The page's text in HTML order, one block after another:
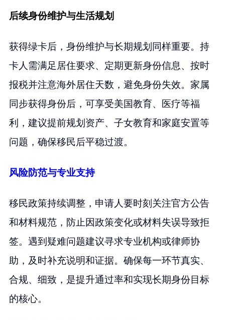
后续身份维护与生活规划
获得绿卡后，身份维护与长期规划同样重要。持
卡人需满足居住要求、定期更新身份信息、按时
报税并注意海外居住天数，避免身份失效。家属
同步获得身份后，可享受美国教育、医疗等福
利，建议提前规划资产、子女教育和家庭安置等
问题，确保移民后平稳过渡。
风险防范与专业支持
移民政策持续调整，申请人要时刻关注官方公告
和材料规范，防止因政策变化或材料失误导致拒
签。遇到疑难问题建议寻求专业机构或律师协
助，及时补充说明和证据。确保每一环节真实、
合规、细致，是提升通过率和实现长期身份目标
的核心。